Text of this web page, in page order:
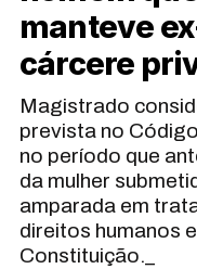
manteve
cárcere
Magistrado
prevista no
no período que
da mulher
amparada em
direitos humanos
Constituição._